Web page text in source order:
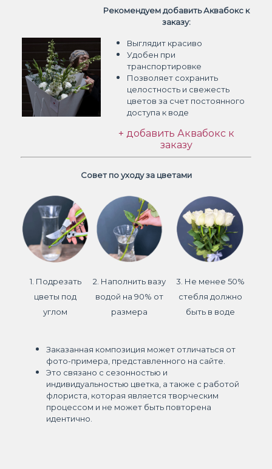
Рекомендуем добавить Аквабокс к
заказу:
Выглядит красиво
Удобен при
транспортировке
Позволяет сохранить
целостность и свежесть
цветов за счет постоянного
доступа к воде
+ добавить Аквабокс к
заказу
Совет по уходу за цветами
1. Подрезать
цветы под
углом
2. Наполнить вазу
водой на 90% от
размера
3. Не менее 50%
стебля должно
быть в воде
Заказанная композиция может отличаться от
фото-примера, представленного на сайте.
Это связано с сезонностью и
индивидуальностью цветка, а также с работой
флориста, которая является творческим
процессом и не может быть повторена
идентично.